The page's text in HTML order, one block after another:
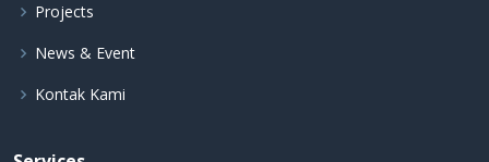
Projects
News & Event
Kontak Kami